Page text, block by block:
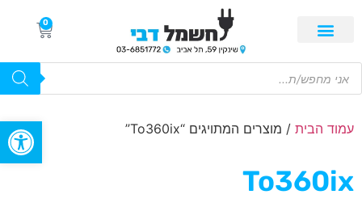
פתח
0
עמוד הבית / מוצרים המתויגים “To360ix”
To360ix